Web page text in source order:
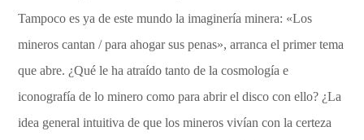
Tampoco es ya de este mundo la imaginería minera: «Los
mineros cantan / para ahogar sus penas», arranca el primer tema
que abre. ¿Qué le ha atraído tanto de la cosmología e
iconografía de lo minero como para abrir el disco con ello? ¿La
idea general intuitiva de que los mineros vivían con la certeza